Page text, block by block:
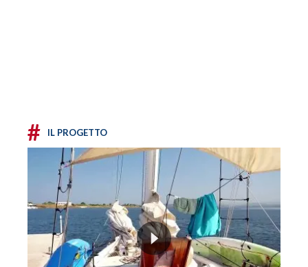
# IL PROGETTO